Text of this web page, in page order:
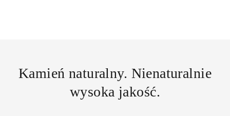
Kamień naturalny. Nienaturalnie
wysoka jakość.